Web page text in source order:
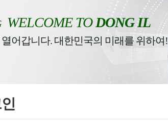
WELCOME TODONG IL
어갑니다. 대한민국의 미래를 위하여!